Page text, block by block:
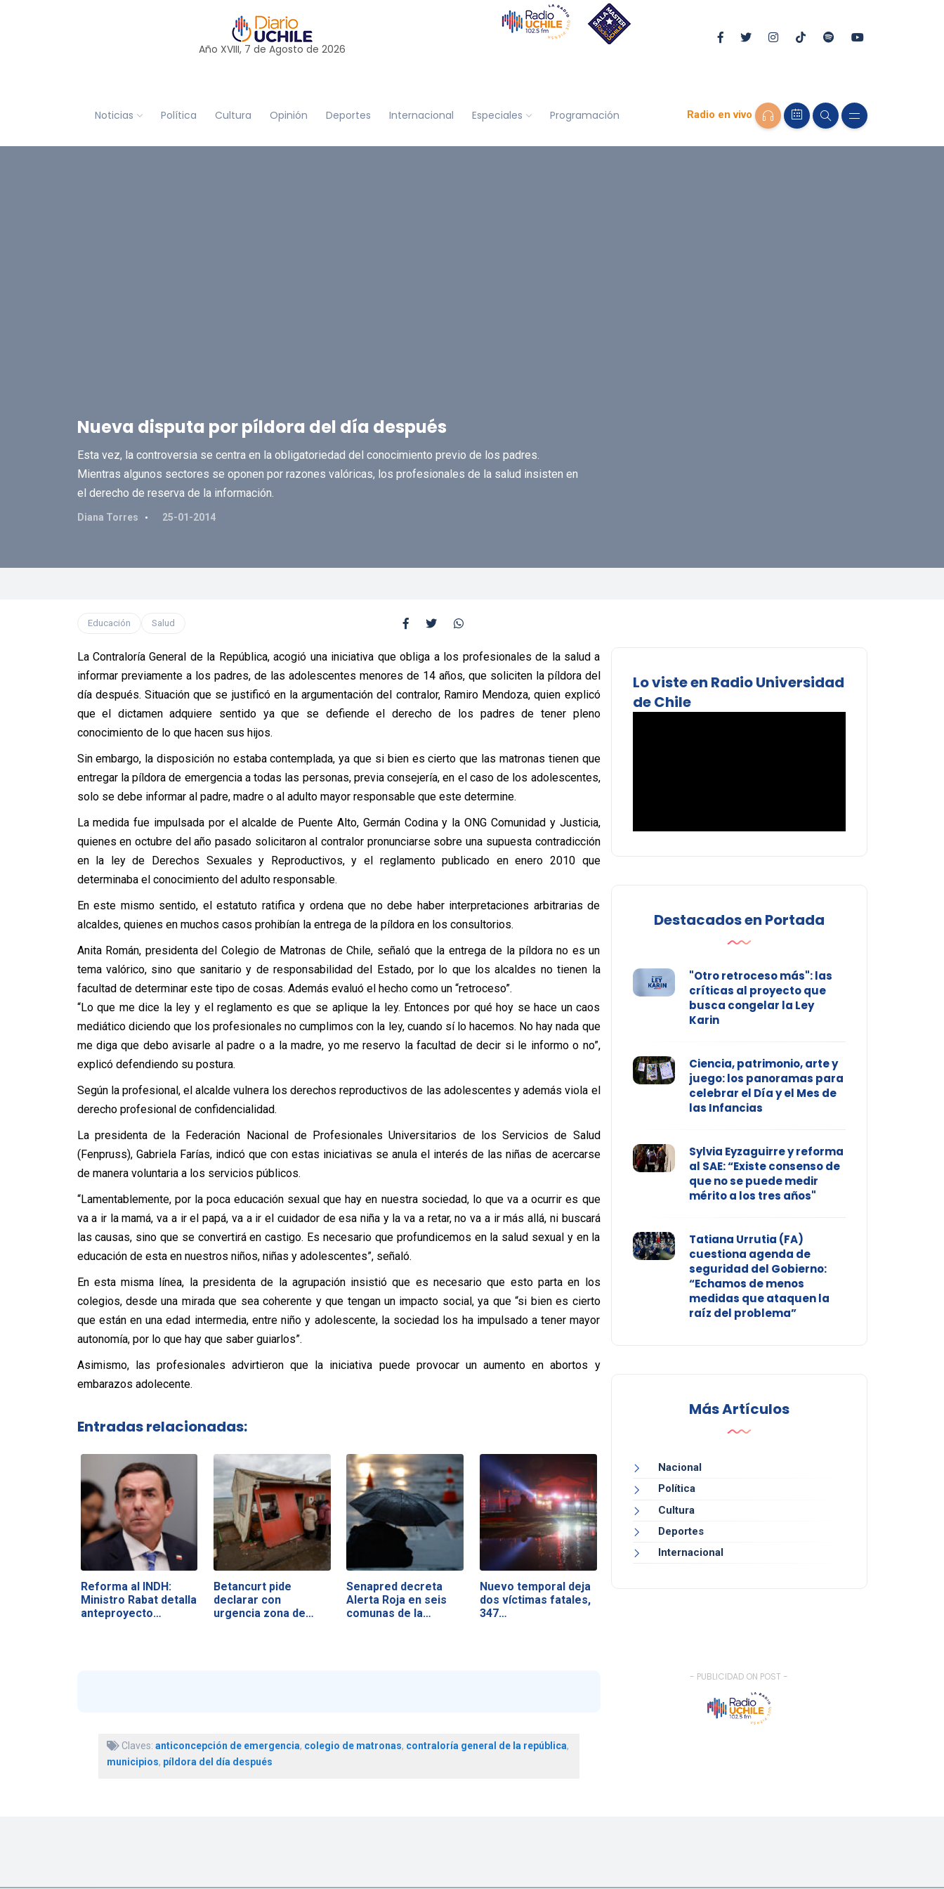
Año XVIII, 7 de Agosto de 2026
Noticias Política Cultura Opinión Deportes Internacional Especiales Programación Radio en vivo
Nueva disputa por píldora del día después
Esta vez, la controversia se centra en la obligatoriedad del conocimiento previo de los padres.
Mientras algunos sectores se oponen por razones valóricas, los profesionales de la salud insisten en
el derecho de reserva de la información.
Diana Torres 25-01-2014
Educación Salud
La Contraloría General de la República, acogió una iniciativa que obliga a los profesionales de la salud a
informar previamente a los padres, de las adolescentes menores de 14 años, que soliciten la píldora del
día después. Situación que se justificó en la argumentación del contralor, Ramiro Mendoza, quien explicó
que el dictamen adquiere sentido ya que se defiende el derecho de los padres de tener pleno
conocimiento de lo que hacen sus hijos.
Sin embargo, la disposición no estaba contemplada, ya que si bien es cierto que las matronas tienen que
entregar la píldora de emergencia a todas las personas, previa consejería, en el caso de los adolescentes,
solo se debe informar al padre, madre o al adulto mayor responsable que este determine.
La medida fue impulsada por el alcalde de Puente Alto, Germán Codina y la ONG Comunidad y Justicia,
quienes en octubre del año pasado solicitaron al contralor pronunciarse sobre una supuesta contradicción
en la ley de Derechos Sexuales y Reproductivos, y el reglamento publicado en enero 2010 que
determinaba el conocimiento del adulto responsable.
En este mismo sentido, el estatuto ratifica y ordena que no debe haber interpretaciones arbitrarias de
alcaldes, quienes en muchos casos prohibían la entrega de la píldora en los consultorios.
Anita Román, presidenta del Colegio de Matronas de Chile, señaló que la entrega de la píldora no es un
tema valórico, sino que sanitario y de responsabilidad del Estado, por lo que los alcaldes no tienen la
facultad de determinar este tipo de cosas. Además evaluó el hecho como un “retroceso”.
“Lo que me dice la ley y el reglamento es que se aplique la ley. Entonces por qué hoy se hace un caos
mediático diciendo que los profesionales no cumplimos con la ley, cuando sí lo hacemos. No hay nada que
me diga que debo avisarle al padre o a la madre, yo me reservo la facultad de decir si le informo o no”,
explicó defendiendo su postura.
Según la profesional, el alcalde vulnera los derechos reproductivos de las adolescentes y además viola el
derecho profesional de confidencialidad.
La presidenta de la Federación Nacional de Profesionales Universitarios de los Servicios de Salud
(Fenpruss), Gabriela Farías, indicó que con estas iniciativas se anula el interés de las niñas de acercarse
de manera voluntaria a los servicios públicos.
“Lamentablemente, por la poca educación sexual que hay en nuestra sociedad, lo que va a ocurrir es que
va a ir la mamá, va a ir el papá, va a ir el cuidador de esa niña y la va a retar, no va a ir más allá, ni buscará
las causas, sino que se convertirá en castigo. Es necesario que profundicemos en la salud sexual y en la
educación de esta en nuestros niños, niñas y adolescentes”, señaló.
En esta misma línea, la presidenta de la agrupación insistió que es necesario que esto parta en los
colegios, desde una mirada que sea coherente y que tengan un impacto social, ya que “si bien es cierto
que están en una edad intermedia, entre niño y adolescente, la sociedad los ha impulsado a tener mayor
autonomía, por lo que hay que saber guiarlos”.
Asimismo, las profesionales advirtieron que la iniciativa puede provocar un aumento en abortos y
embarazos adolecente.
Entradas relacionadas:
Reforma al INDH:
Ministro Rabat detalla
anteproyecto…
Betancurt pide
declarar con
urgencia zona de…
Senapred decreta
Alerta Roja en seis
comunas de la…
Nuevo temporal deja
dos víctimas fatales,
347…
Claves: anticoncepción de emergencia, colegio de matronas, contraloría general de la república,
municipios, píldora del día después
Lo viste en Radio Universidad
de Chile
Destacados en Portada
"Otro retroceso más": las
críticas al proyecto que
busca congelar la Ley
Karin
Ciencia, patrimonio, arte y
juego: los panoramas para
celebrar el Día y el Mes de
las Infancias
Sylvia Eyzaguirre y reforma
al SAE: “Existe consenso de
que no se puede medir
mérito a los tres años"
Tatiana Urrutia (FA)
cuestiona agenda de
seguridad del Gobierno:
“Echamos de menos
medidas que ataquen la
raíz del problema”
Más Artículos
Nacional
Política
Cultura
Deportes
Internacional
- PUBLICIDAD ON POST -